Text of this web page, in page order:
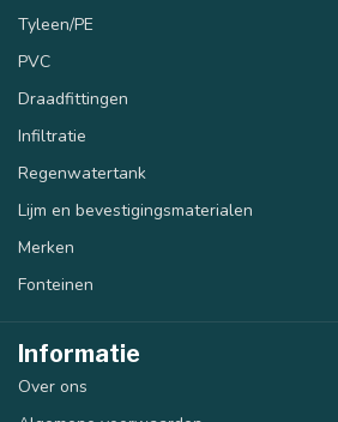
Tyleen/PE
PVC
Draadfittingen
Infiltratie
Regenwatertank
Lijm en bevestigingsmaterialen
Merken
Fonteinen
Informatie
Over ons